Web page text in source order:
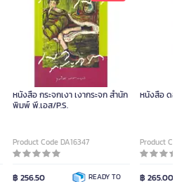
หนังสือ กระจกเงา เงากระจก สำนัก
พิมพ์ พี.เอส/P.S.
Product Code DA16347
฿ 256.50 READY TO
หนังสือ ดอก
Product
฿ 265.00